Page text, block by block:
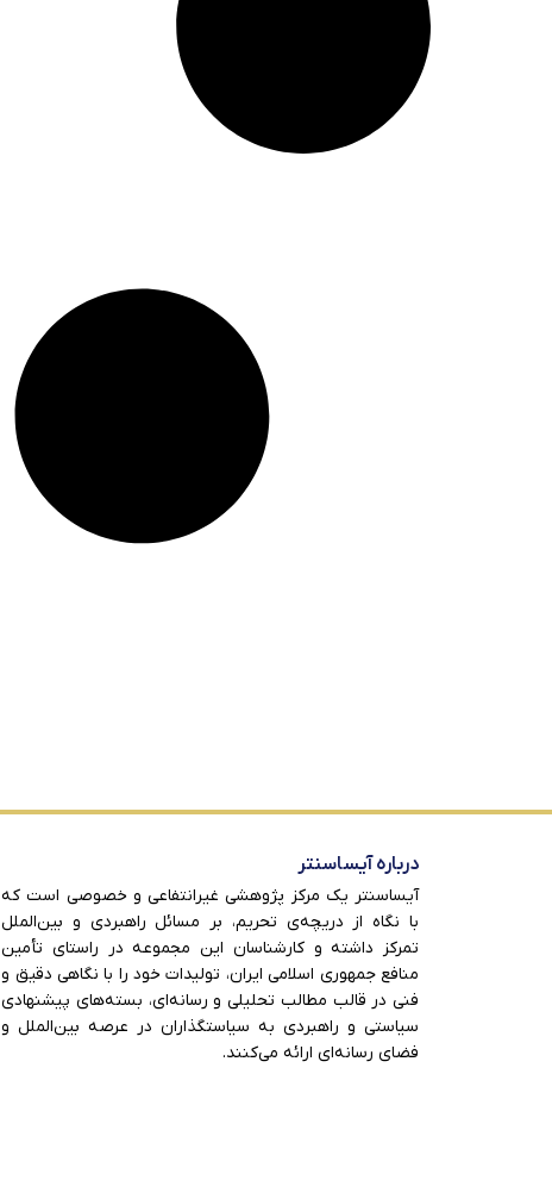
درباره آیساسنتر
آیساسنتر یک مرکز پژوهشی غیرانتفاعی و خصوصی است که
با نگاه از دریچه‌ی تحریم، بر مسائل راهبردی و بین‌الملل
تمرکز داشته و کارشناسان این مجموعه در راستای تأمین
منافع جمهوری اسلامی ایران، تولیدات خود را با نگاهی دقیق و
فنی در قالب مطالب تحلیلی و رسانه‌ای، بسته‌های پیشنهادی
سیاستی و راهبردی به سیاستگذاران در عرصه بین‌الملل و
فضای رسانه‌ای ارائه می‌کنند.